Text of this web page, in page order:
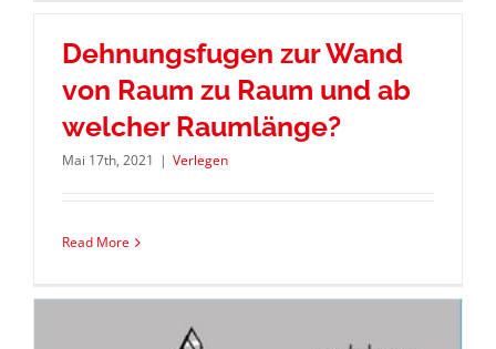
Dehnungsfugen zur Wand
von Raum zu Raum und ab
welcher Raumlänge?
Mai 17th, 2021 | Verlegen
Read More